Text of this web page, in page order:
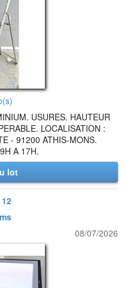
USURES. HAUTEUR
LOCALISATION :
- 91200 ATHIS-MONS.
A 17H.
lot
08/07/2026